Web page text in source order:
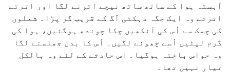
آہستہ ہوا کے ساتھ ساتھ نیچے اترنے لگا اور اترتے
اترتے وہ ایک جگہ دہکتی آگ کے قریب گر پڑا۔ شعلوں
کی چمک سے اُس کی آنکھیں چکا چوندھ ہوگئیں، ہوا کی
گرم لپٹیں اُسے چھونے لگیں۔ اُس کا بدن جھلسنے لگا
وہ حواس باختہ ہوگیا۔ اس حادثے کے لئے وہ بالکل
تیار نہیں تھا۔